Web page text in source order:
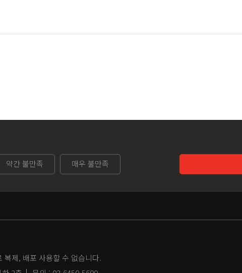
약간 불만족 매우 불만족
복제, 배포 사용할 수 없습니다.